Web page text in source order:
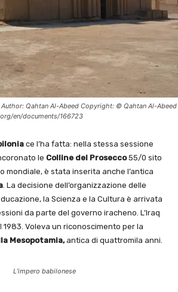
Qahtan Al-Abeed Copyright: © Qahtan Al-Abeed
en/documents/166723
ce l’ha fatta: nella stessa sessione
le Colline del Prosecco55/0 sito
mondiale, è stata inserita anche l’antica
. La decisione dell’organizzazione delle
la Scienza e la Cultura è arrivata
da parte del governo iracheno. L’Iraq
Voleva un riconoscimento per la
Mesopotamia,antica di quattromila anni.
L’impero babilonese